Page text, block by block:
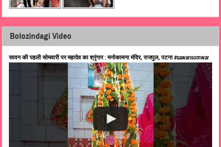
Bolozindagi Video
सावन की पहली सोमवारी पर महादेव का श्रृंगार : मनोकामना मंदिर, राजपुल, पटना #sawansomwar